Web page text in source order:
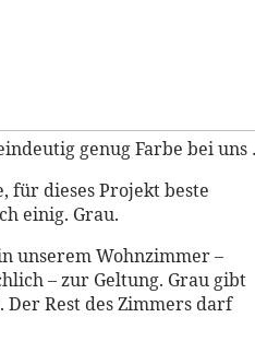
genug Farbe bei uns
für dieses Projekt beste
einig. Grau.
unserem Wohnzimmer –
– zur Geltung. Grau gibt
Rest des Zimmers darf